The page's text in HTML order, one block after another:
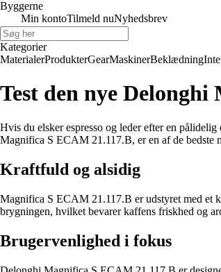
Byggerne
Min kontoTilmeld nuNyhedsbrev
Kategorier
MaterialerProdukterGearMaskinerBeklædning
Test den nye Delonghi
Hvis du elsker espresso og leder efter en
Magnifica S ECAM 21.117.B, er en af de bedste
Kraftfuld og alsidig
Magnifica S ECAM 21.117.B er udstyret med et
brygningen, hvilket bevarer kaffens friskhed og
Brugervenlighed i fokus